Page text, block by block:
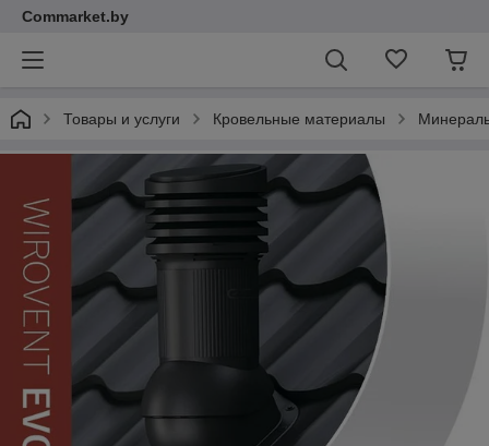
Commarket.by
Товары и услуги Кровельные материалы